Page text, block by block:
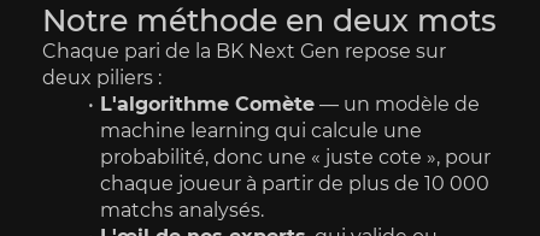
Notre méthode en deux mots
Chaque pari de la BK Next Gen repose sur
deux piliers :
L'algorithme Comète — un modèle de
machine learning qui calcule une
probabilité, donc une « juste cote », pour
chaque joueur à partir de plus de 10 000
matchs analysés.